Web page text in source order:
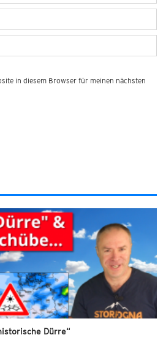
in diesem Browser für meinen nächsten
Dürre“